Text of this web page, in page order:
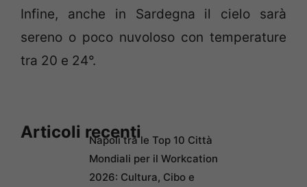
Infine, anche in Sardegna il cielo sarà
sereno o poco nuvoloso con temperature
tra 20 e 24°.
Articoli recentiNapoli tra le Top 10 Città
Mondiali per il Workcation
2026: Cultura, Cibo e